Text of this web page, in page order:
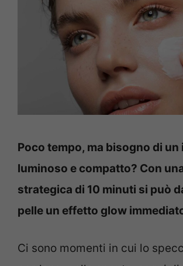
Poco tempo, ma bisogno di
luminoso e compatto? Con
strategica di 10 minuti si può
pelle un effetto glow
Ci sono momenti in cui lo